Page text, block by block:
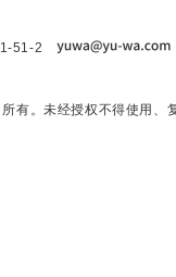
1-51-2
有。未经授权不得使用、